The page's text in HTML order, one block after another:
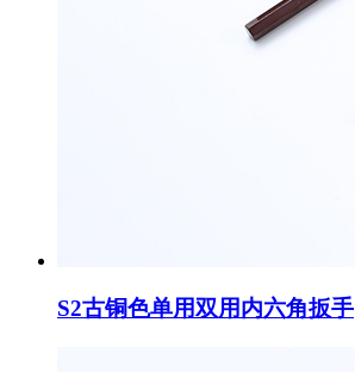
S2古铜色单用双用内六角扳手